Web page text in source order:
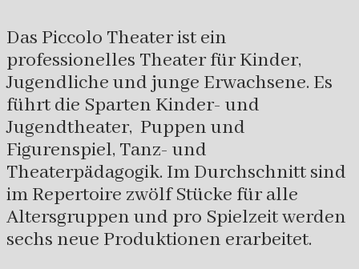
Das Piccolo Theater ist ein
professionelles Theater für Kinder,
Jugendliche und junge Erwachsene. Es
führt die Sparten Kinder- und
Jugendtheater, Puppen und
Figurenspiel, Tanz- und
Theaterpädagogik. Im Durchschnitt sind
im Repertoire zwölf Stücke für alle
Altersgruppen und pro Spielzeit werden
sechs neue Produktionen erarbeitet.